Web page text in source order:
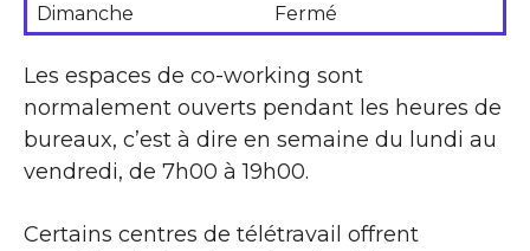
Dimanche
Fermé
Les espaces de co-working sont
normalement ouverts pendant les heures de
bureaux, c’est à dire en semaine du lundi au
vendredi, de 7h00 à 19h00.
Certains centres de télétravail offrent